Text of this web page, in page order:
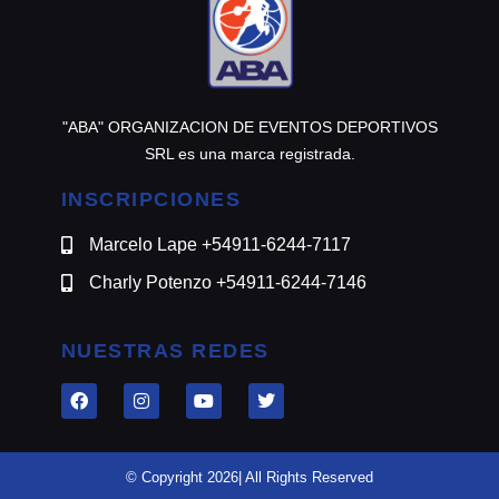
"ABA" ORGANIZACION DE EVENTOS DEPORTIVOS
SRL es una marca registrada.
INSCRIPCIONES
Marcelo Lape +54911-6244-7117
Charly Potenzo +54911-6244-7146
NUESTRAS REDES
© Copyright 2026| All Rights Reserved